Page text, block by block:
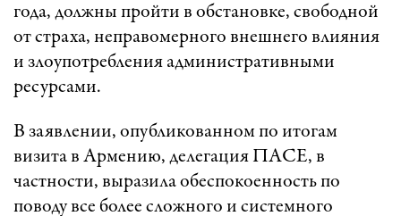
года, должны пройти в обстановке, свободной
от страха, неправомерного внешнего влияния
и злоупотребления административными
ресурсами.
В заявлении, опубликованном по итогам
визита в Армению, делегация ПАСЕ, в
частности, выразила обеспокоенность по
поводу все более сложного и системного